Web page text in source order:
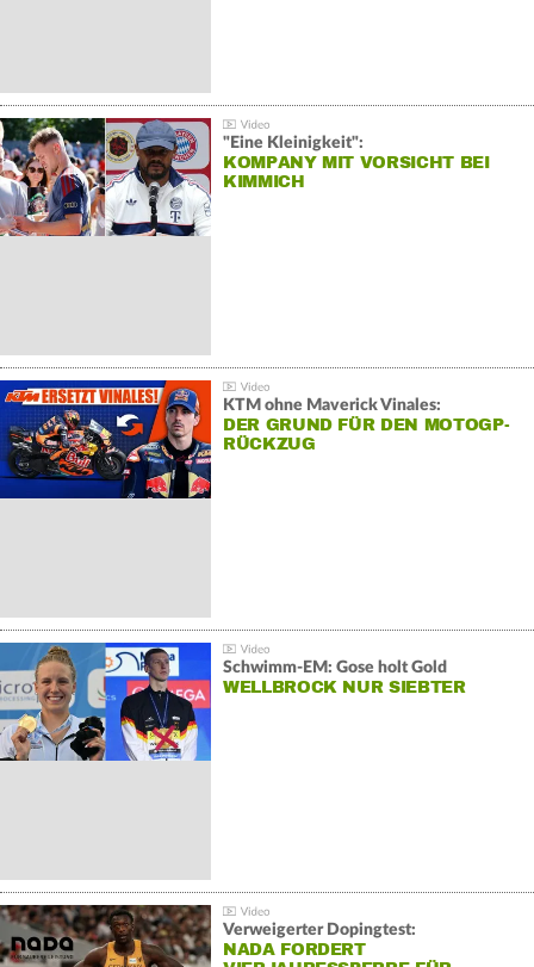
"Eine Kleinigkeit":
KOMPANY MIT VORSICHT BEI
KIMMICH
KTM ohne Maverick Vinales:
DER GRUND FÜR DEN MOTOGP-
RÜCKZUG
Schwimm-EM: Gose holt Gold
WELLBROCK NUR SIEBTER
Verweigerter Dopingtest:
NADA FORDERT